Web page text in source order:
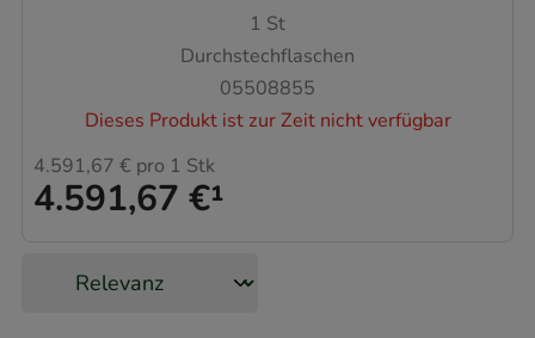
1 St
Durchstechflaschen
05508855
Dieses Produkt ist zur Zeit nicht verfügbar
4.591,67 €¹
4.591,67 € pro 1 Stk